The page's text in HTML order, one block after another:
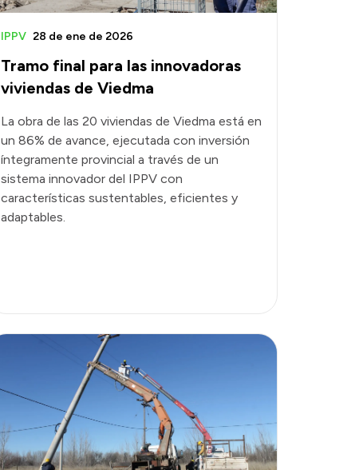
Tramo final para las innovadoras
viviendas de Viedma
IPPV 28 de ene de 2026
La obra de las 20 viviendas de Viedma está en
un 86% de avance, ejecutada con inversión
íntegramente provincial a través de un
sistema innovador del IPPV con
características sustentables, eficientes y
adaptables.